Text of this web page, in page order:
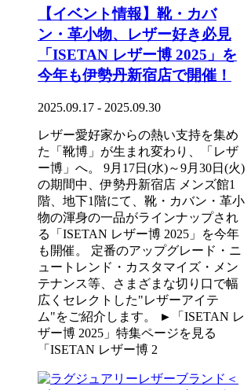
【イベント情報】靴・カバ
ン・革小物、レザー好き必見
「ISETAN レザー博 2025」を
今年も伊勢丹新宿店で開催！
2025.09.17 - 2025.09.30
レザー愛好家からの熱い支持を集め
た「靴博」が生まれ変わり、「レザ
ー博」へ。 9月17日(水)～9月30日(火)
の期間中、伊勢丹新宿店 メンズ館1
階、地下1階にて、靴・カバン・革小
物の渾身の一品がラインナップされ
る「ISETAN レザー博 2025」を今年
も開催。 定番のアップグレード・ニ
ュートレンド・カスタマイズ・メン
テナンス等、さまざまな切り口で幅
広くセレクトした"レザーアイテ
ム"をご紹介します。 ►「ISETAN レ
ザー博 2025」特集ページを見る
「ISETAN レザー博 2